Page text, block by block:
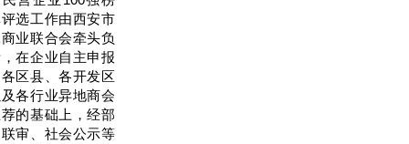
选工作由西安市
业联合会牵头负
在企业自主申报
区县、各开发区
各行业异地商会
的基础上，经部
审、社会公示等